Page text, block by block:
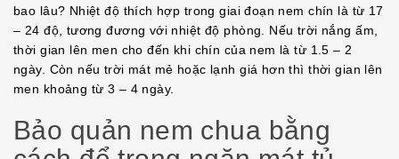
bao lâu? Nhiệt độ thích hợp trong giai đoạn nem chín là từ 17
– 24 độ, tương đương với nhiệt độ phòng. Nếu trời nắng ấm,
thời gian lên men cho đến khi chín của nem là từ 1.5 – 2
ngày. Còn nếu trời mát mẻ hoặc lạnh giá hơn thì thời gian lên
men khoảng từ 3 – 4 ngày.
Bảo quản nem chua bằng